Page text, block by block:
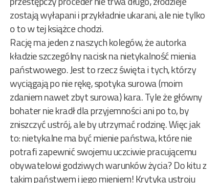
zostają wyłapani i przykładnie ukarani, ale nie tylko
o to w tej książce chodzi.
Rację ma jeden z naszych kolegów, że autorka
kładzie szczególny nacisk na nietykalność mienia
państwowego. Jest to rzecz święta i tych, którzy
wyciągają po nie rękę, spotyka surowa (moim
zdaniem nawet zbyt surowa) kara. Tyle że główny
bohater nie kradł dla przyjemności ani po to, by
zniszczyć ustrój, ale by utrzymać rodzinę. Więc jak
to: nietykalne ma być mienie państwa, które nie
potrafi zapewnić swojemu uczciwie pracującemu
obywatelowi godziwych warunków życia? Do kitu z
takim państwem i jego mieniem! Krytyka ustroju